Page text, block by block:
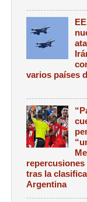
varios países
tras la
Argentina